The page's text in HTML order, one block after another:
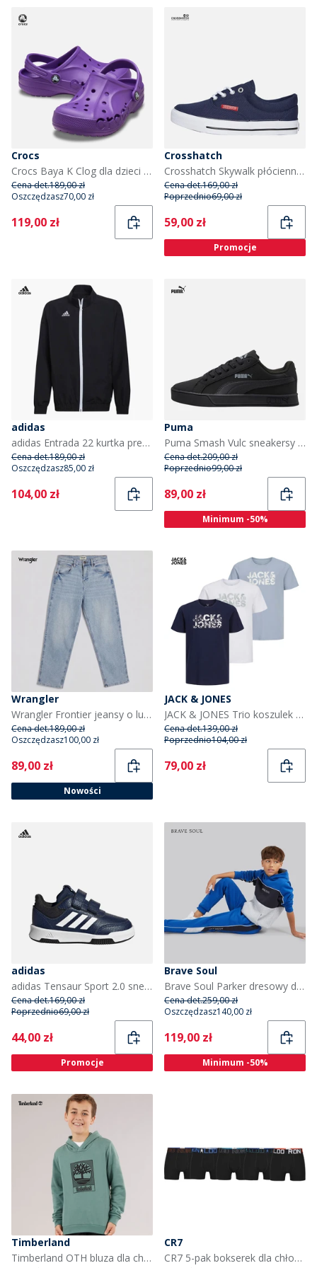
Crocs
Crocs Baya K Clog dla dzieci kolor Neon Purple
Cena det.189,00 zł
Oszczędzasz70,00 zł
Current
119,00 zł
Crosshatch
Crosshatch Skywalk płócienne trampki dla chłopca kolor Navy
Cena det.169,00 zł
Poprzednio69,00 zł
Current
59,00 zł
Promocje
adidas
adidas Entrada 22 kurtka prezentacyjna dla chłopca kolor Czarny
Cena det.189,00 zł
Oszczędzasz85,00 zł
Current
104,00 zł
Puma
Puma Smash Vulc sneakersy dla młodzieży kolor Czarny/Szary
Cena det.209,00 zł
Poprzednio99,00 zł
Current
89,00 zł
Minimum -50%
Wrangler
Wrangler Frontier jeansy o luźnym kroju dla chłopca kolor Bleach Wash
Cena det.189,00 zł
Oszczędzasz100,00 zł
Current
89,00 zł
Nowości
JACK & JONES
JACK & JONES Trio koszulek z nadrukiem kwiatowym dla chłopca kolor biały/niebieski Ashley/granatowy
Cena det.139,00 zł
Poprzednio104,00 zł
Current
79,00 zł
adidas
adidas Tensaur Sport 2.0 sneakersy dla dzieci kolor Dark Blue/Footwear White/Core Black
Cena det.169,00 zł
Poprzednio69,00 zł
Current
44,00 zł
Promocje
Brave Soul
Brave Soul Parker dresowy dla chłopca Cobalt/Navy/Light Grey Marl kolor Cobalt/Navy/Light Gery Ma
Cena det.259,00 zł
Oszczędzasz140,00 zł
Current
119,00 zł
Minimum -50%
Timberland
Timberland OTH bluza dla chłopca kolor Forest Green
CR7
CR7 5-pak bokserek dla chłopca kolor czarny